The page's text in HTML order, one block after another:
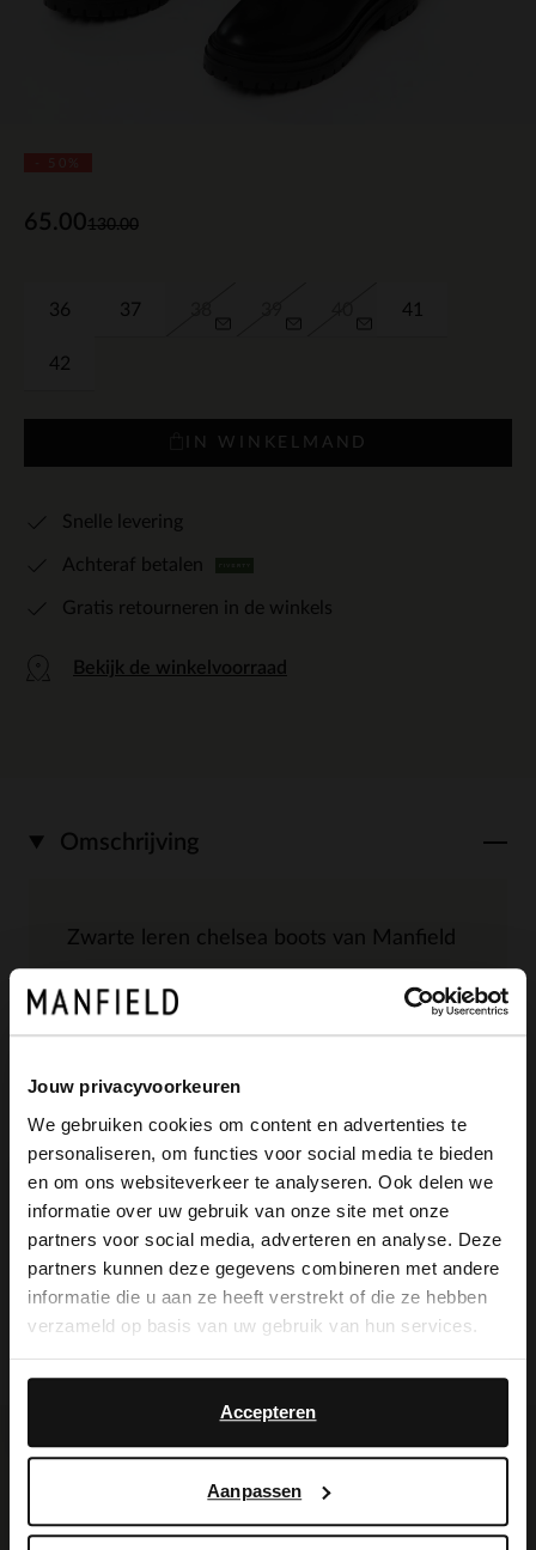
Jouw privacyvoorkeuren
We gebruiken cookies om content en advertenties te
personaliseren, om functies voor social media te bieden
en om ons websiteverkeer te analyseren. Ook delen we
informatie over uw gebruik van onze site met onze
partners voor social media, adverteren en analyse. Deze
partners kunnen deze gegevens combineren met andere
informatie die u aan ze heeft verstrekt of die ze hebben
verzameld op basis van uw gebruik van hun services.
Accepteren
Aanpassen
130.00
65.00
36 37 41
42
IN WINKELMAND
Snelle levering
Achteraf betalen
Gratis retourneren in de winkels
Bekijk de winkelvoorraad
Voor jou erbij gezocht
Omschrijving
Zwarte leren chelsea boots van Manfield
Alles over dit product
Maattabel
Bezorgen & retour
×
View this website in English?
It looks like your language isn't Dutch. Would
you like to switch to English?
English